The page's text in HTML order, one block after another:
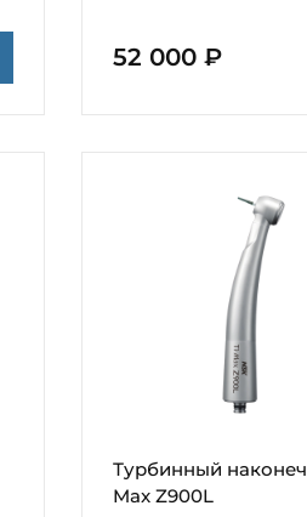
52 000 ₽
Турбинный
Max Z900L